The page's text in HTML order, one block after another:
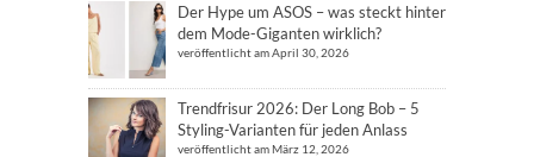
Der Hype um ASOS – was steckt hinter
dem Mode-Giganten wirklich?
veröffentlicht am April 30, 2026
Trendfrisur 2026: Der Long Bob – 5
Styling-Varianten für jeden Anlass
veröffentlicht am März 12, 2026